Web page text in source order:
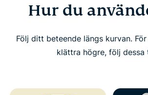
Hur du
Följ ditt beteende längs kurvan.
klättra högre, följ dessa